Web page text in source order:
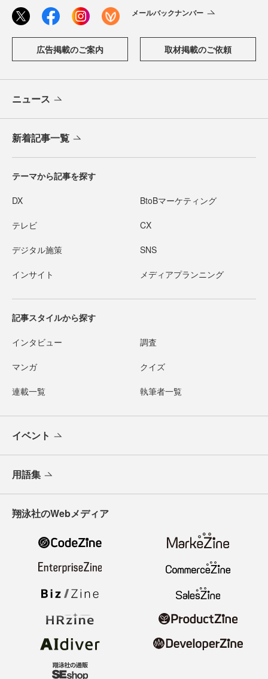
メールバックナンバー
広告掲載のご案内 取材掲載のご依頼
ニュース
新着記事一覧
テーマから記事を探す
DX BtoBマーケティング
テレビ CX
デジタル施策 SNS
インサイト メディアプランニング
記事スタイルから探す
インタビュー 調査
マンガ クイズ
連載一覧 執筆者一覧
イベント
用語集
翔泳社のWebメディア